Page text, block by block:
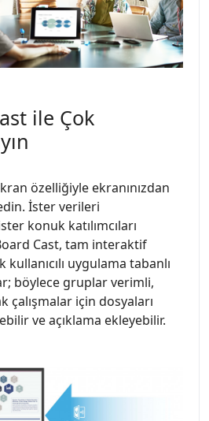
ile Çok
özelliğiyle ekranınızdan
İster verileri
konuk katılımcıları
Cast, tam interaktif
uygulama tabanlı
böylece gruplar verimli,
çalışmalar için dosyaları
ve açıklama ekleyebilir.